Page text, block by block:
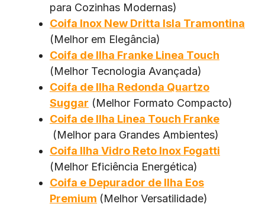
para Cozinhas Modernas)
Coifa Inox New Dritta Isla Tramontina
(Melhor em Elegância)
Coifa de Ilha Franke Linea Touch
(Melhor Tecnologia Avançada)
Coifa de Ilha Redonda Quartzo
Suggar (Melhor Formato Compacto)
Coifa de Ilha Linea Touch Franke
(Melhor para Grandes Ambientes)
Coifa Ilha Vidro Reto Inox Fogatti
(Melhor Eficiência Energética)
Coifa e Depurador de Ilha Eos
Premium (Melhor Versatilidade)